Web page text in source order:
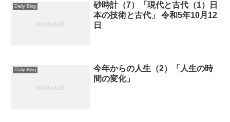
Daily Blog
砂時計（7）「現代と古代（1）日
本の技術と古代」 令和5年10月12
日
Daily Blog
今年からの人生（2）「人生の時
間の変化」